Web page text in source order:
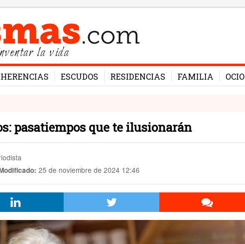
la vida
HERENCIAS ESCUDOS RESIDENCIAS FAMILIA OCIO
pasatiempos que te ilusionarán
25 de noviembre de 2024 12:46